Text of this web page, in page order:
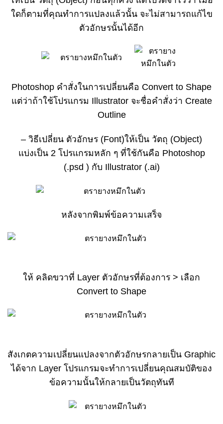
ใดก็ตามที่คุณทำการแปลงแล้วนั้น จะไม่สามารถแก้ไข
ตัวอักษรนั้นได้อีก
Photoshop คำสั่งในการเปลี่ยนคือ Convert to Shape
แต่ว่าถ้าใช้โปรแกรม Illustrator จะชื่อคำสั่งว่า Create
Outline
– วิธีเปลี่ยน ตัวอักษร (Font)ให้เป็น วัตถุ (Object)
แบ่งเป็น 2 โปรแกรมหลัก ๆ ที่ใช้กันคือ Photoshop
(.psd ) กับ Illustrator (.ai)
หลังจากพิมพ์ข้อความเสร็จ
ให้ คลิดขวาที่ Layer ตัวอักษรที่ต้องการ > เลือก
Convert to Shape
สังเกตความเปลี่ยนแปลงจากตัวอักษรกลายเป็น Graphic
ได้จาก Layer โปรแกรมจะทำการเปลี่ยนคุณสมบัติของ
ข้อความนั้นให้กลายเป็นวัตถุทันที